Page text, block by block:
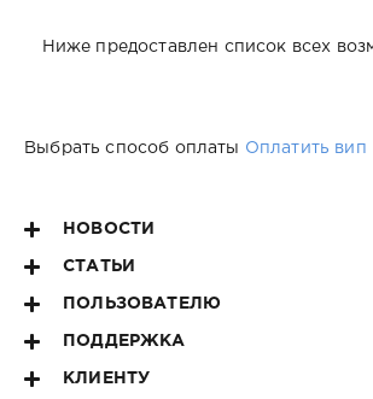
Ниже предоставлен список всех
Выбрать способ оплаты Оплатить вип
НОВОСТИ
СТАТЬИ
ПОЛЬЗОВАТЕЛЮ
ПОДДЕРЖКА
КЛИЕНТУ